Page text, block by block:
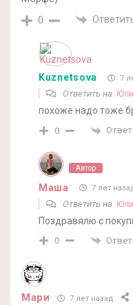
0
Kuznetsova 7
Ответить на
похоже надо тоже
0
Автор
Маша 7 лет
Ответить на
Поздравялю с
0
Мари 7 лет назад